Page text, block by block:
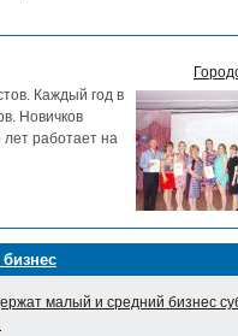
Каждый год в
Новичков
лет работает на
малый и средний бизнес